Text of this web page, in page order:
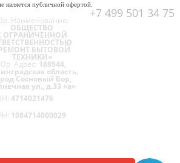
является публичной офертой.
+7 499 501 34 75
Наименование:
ОБЩЕСТВО
ОГРАНИЧЕННОЙ
БЫТОВОЙ
ТЕХНИКИ»
Адрес: 188544,
область,
Сосновый Бор,
ул., д.33 «а»
4714021476
1084714000029